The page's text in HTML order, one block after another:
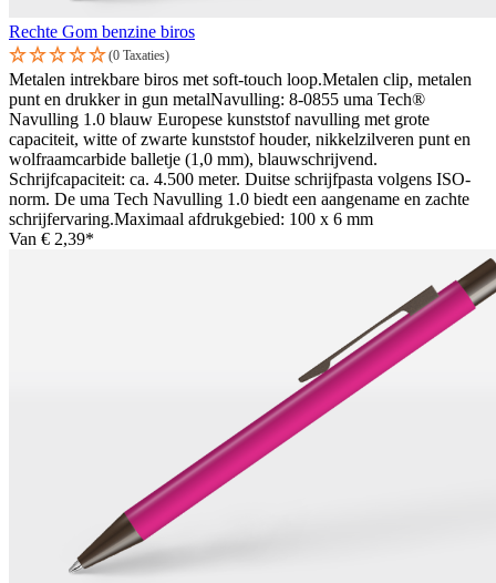
Rechte Gom benzine biros
(0 Taxaties)
Metalen intrekbare biros met soft-touch loop.Metalen clip, metalen
punt en drukker in gun metalNavulling: 8-0855 uma Tech®
Navulling 1.0 blauw Europese kunststof navulling met grote
capaciteit, witte of zwarte kunststof houder, nikkelzilveren punt en
wolfraamcarbide balletje (1,0 mm), blauwschrijvend.
Schrijfcapaciteit: ca. 4.500 meter. Duitse schrijfpasta volgens ISO-
norm. De uma Tech Navulling 1.0 biedt een aangename en zachte
schrijfervaring.Maximaal afdrukgebied: 100 x 6 mm
Van € 2,39*